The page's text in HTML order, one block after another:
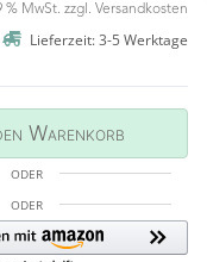
% MwSt. zzgl. Versandkosten
Lieferzeit: 3-5 Werktage
Warenkorb
ODER
ODER